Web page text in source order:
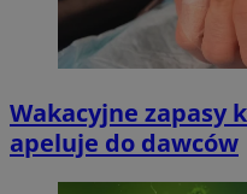
Wakacyjne zapasy
apeluje do dawców